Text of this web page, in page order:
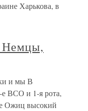
Харькова, в
Немцы,
и мы В
е ВСО и 1-я рота,
Ожиц высокий